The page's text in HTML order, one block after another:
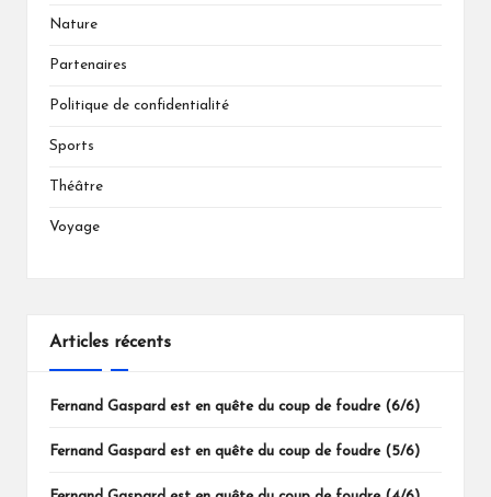
Nature
Partenaires
Politique de confidentialité
Sports
Théâtre
Voyage
Articles récents
Fernand Gaspard est en quête du coup de foudre (6/6)
Fernand Gaspard est en quête du coup de foudre (5/6)